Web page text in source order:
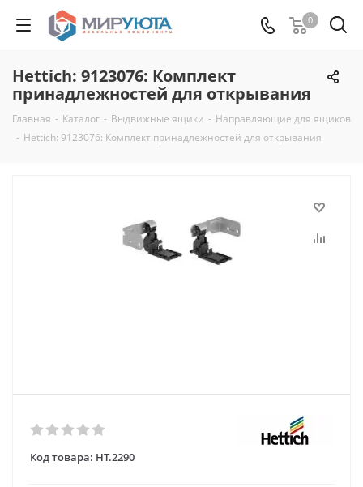
0
Hettich: 9123076: Комплект
принадлежностей для открывания
Главная - Каталог - Выдвижные ящики - Направляющие для ящиков
- Hettich: 9123076: Комплект принадлежностей для открывания
Код товара: HT.2290